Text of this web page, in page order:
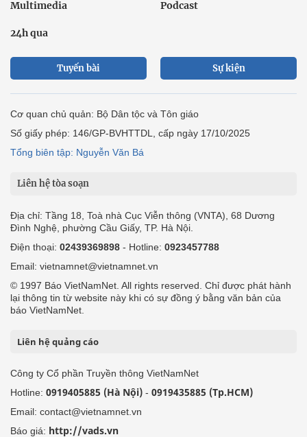
Multimedia Podcast
24h qua
Tuyến bài Sự kiện
Cơ quan chủ quản: Bộ Dân tộc và Tôn giáo
Số giấy phép: 146/GP-BVHTTDL, cấp ngày 17/10/2025
Tổng biên tập: Nguyễn Văn Bá
Liên hệ tòa soạn
Địa chỉ: Tầng 18, Toà nhà Cục Viễn thông (VNTA), 68 Dương
Đình Nghệ, phường Cầu Giấy, TP. Hà Nội.
Điện thoại: 02439369898 - Hotline: 0923457788
Email: vietnamnet@vietnamnet.vn
© 1997 Báo VietNamNet. All rights reserved. Chỉ được phát hành
lại thông tin từ website này khi có sự đồng ý bằng văn bản của
báo VietNamNet.
Liên hệ quảng cáo
Công ty Cổ phần Truyền thông VietNamNet
Hotline: 0919405885 (Hà Nội) - 0919435885 (Tp.HCM)
Email: contact@vietnamnet.vn
Báo giá: http://vads.vn